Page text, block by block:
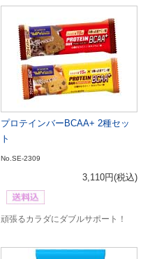
プロテインバーBCAA+ 2種セッ
ト
No.SE-2309
3,110円(税込)
頑張るカラダにダブルサポート！